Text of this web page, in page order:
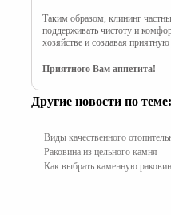
Таким образом, клининг
поддерживать чистоту и
хозяйстве и создавая
Приятного Вам аппетита!
Другие новости по теме:
Виды качественного
Раковина из цельного камня
Как выбрать каменную